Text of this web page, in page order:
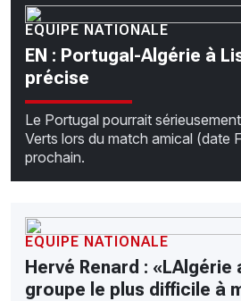
EQUIPE NATIONALE
EN : Portugal-Algérie à
précise
Le Portugal pourrait
Verts lors du match amical (date
prochain.
EQUIPE NATIONALE
Hervé Renard :
groupe le plus difficile à